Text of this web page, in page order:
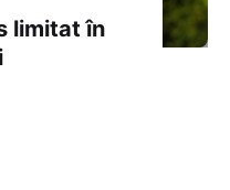
limitat în